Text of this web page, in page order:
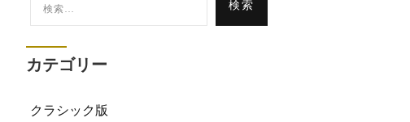
索:
カテゴリー
クラシック版